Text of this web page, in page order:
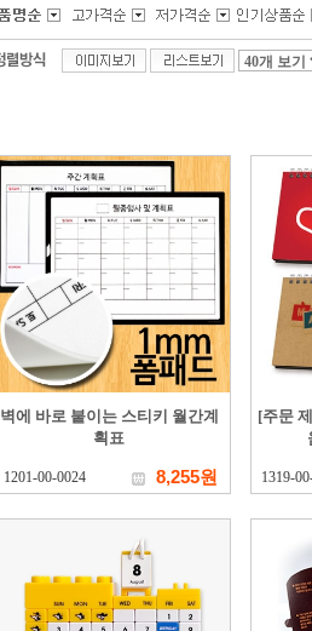
벽에 바로 붙이는 스티키 월간계
획표
1201-00-0024 8,255원
[주문
1319-